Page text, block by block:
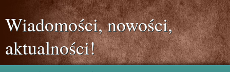
Wiadomości, nowości,
aktualności!